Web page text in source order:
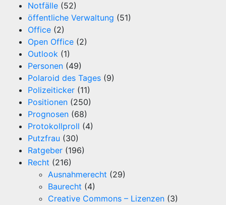
Notfälle (52)
öffentliche Verwaltung (51)
Office (2)
Open Office (2)
Outlook (1)
Personen (49)
Polaroid des Tages (9)
Polizeiticker (11)
Positionen (250)
Prognosen (68)
Protokollproll (4)
Putzfrau (30)
Ratgeber (196)
Recht (216)
Ausnahmerecht (29)
Baurecht (4)
Creative Commons – Lizenzen (3)